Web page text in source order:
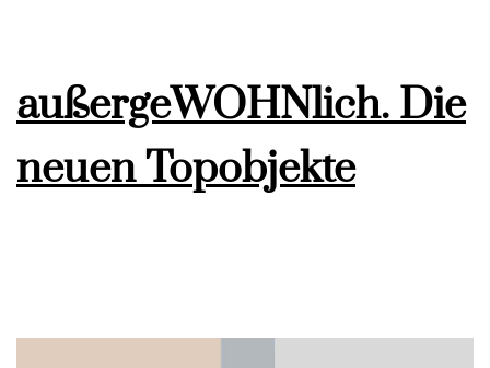
außergeWOHNlich. Die
neuen Topobjekte